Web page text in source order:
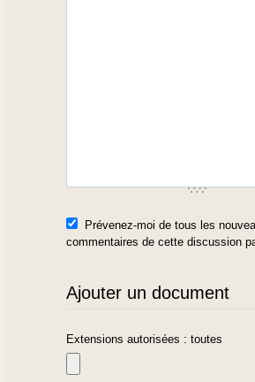
Prévenez-moi de tous les
commentaires de cette discussion
Ajouter un document
Extensions autorisées : toutes